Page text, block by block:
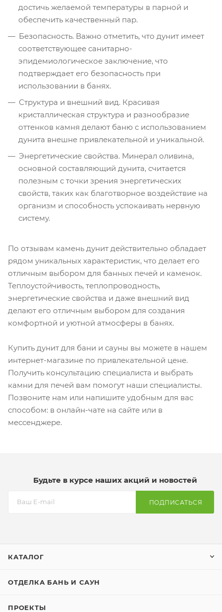
достичь желаемой температуры в парной и
обеспечить качественный пар.
Безопасность. Важно отметить, что дунит имеет
соответствующее санитарно-
эпидемиологическое заключение, что
подтверждает его безопасность при
использовании в банях.
Структура и внешний вид. Красивая
кристаллическая структура и разнообразие
оттенков камня делают баню с использованием
дунита внешне привлекательной и уникальной.
Энергетические свойства. Минерал оливина,
основной составляющий дунита, считается
полезным с точки зрения энергетических
свойств, таких как благотворное воздействие на
организм и способность успокаивать нервную
систему.
По отзывам камень дунит действительно обладает
рядом уникальных характеристик, что делает его
отличным выбором для банных печей и каменок.
Теплоустойчивость, теплопроводность,
энергетические свойства и даже внешний вид
делают его отличным выбором для создания
комфортной и уютной атмосферы в банях.
Купить дунит для бани и сауны вы можете в нашем
интернет-магазине по привлекательной цене.
Получить консультацию специалиста и выбрать
камни для печей вам помогут наши специалисты.
Позвоните нам или напишите удобным для вас
способом: в онлайн-чате на сайте или в
мессенджере.
Будьте в курсе наших акций и новостей
ПОДПИСАТЬСЯ
КАТАЛОГ
ОТДЕЛКА БАНЬ И САУН
ПРОЕКТЫ